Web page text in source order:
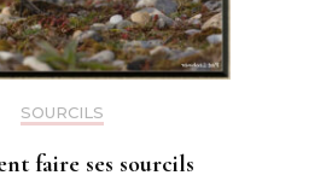
SOURCILS
faire ses sourcils